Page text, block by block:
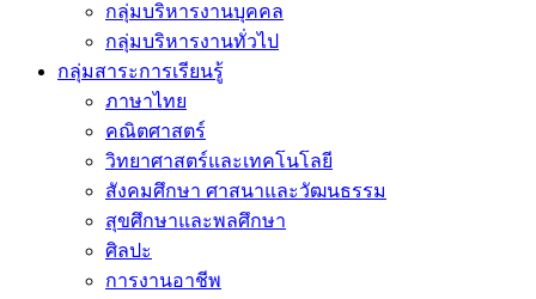
กลุ่มบริหารงานบุคคล
กลุ่มบริหารงานทั่วไป
กลุ่มสาระการเรียนรู้
ภาษาไทย
คณิตศาสตร์
วิทยาศาสตร์และเทคโนโลยี
สังคมศึกษา ศาสนาและวัฒนธรรม
สุขศึกษาและพลศึกษา
ศิลปะ
การงานอาชีพ